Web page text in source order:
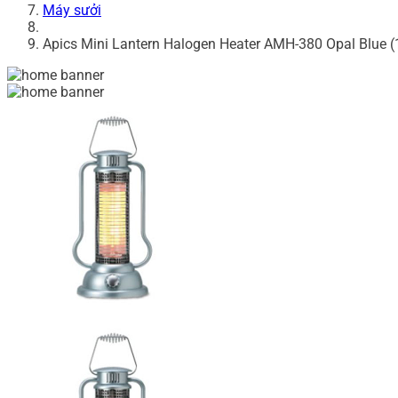
Máy sưởi
Apics Mini Lantern Halogen Heater AMH-380 Opal Blue